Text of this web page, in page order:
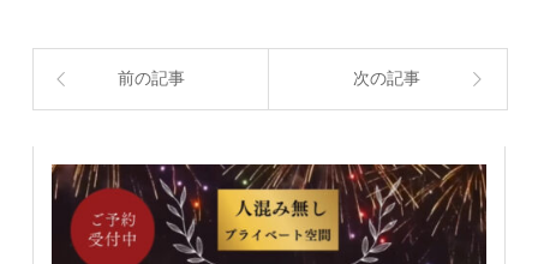
前の記事 次の記事